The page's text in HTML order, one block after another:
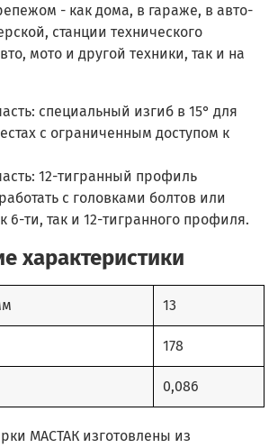
- как дома, в гараже, в авто-
станции технического
мото и другой техники, так и на
специальный изгиб в 15° для
с ограниченным доступом к
12-тигранный профиль
с головками болтов или
6-ти, так и 12-тигранного профиля.
характеристики
13
178
0,086
МАСТАК изготовлены из